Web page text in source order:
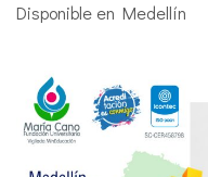
Disponible en Medellín